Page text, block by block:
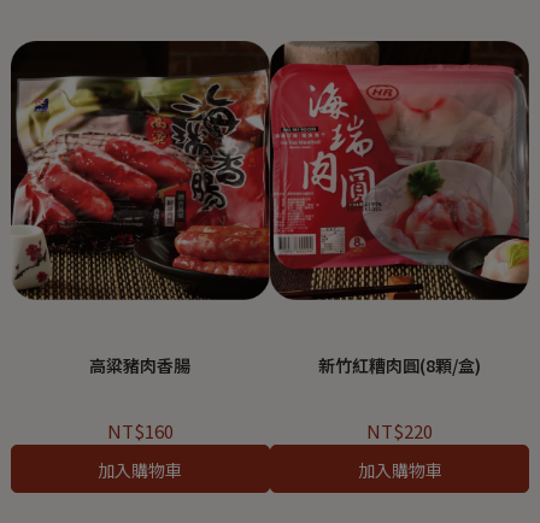
高粱豬肉香腸
NT$160
加入購物車
新竹紅糟肉圓(8顆/盒)
NT$220
加入購物車